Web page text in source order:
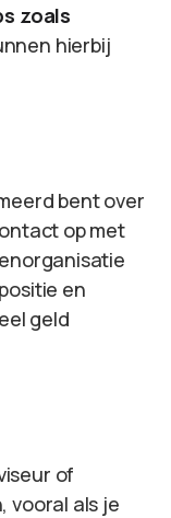
zoals
hierbij
bent over
op met
en
geld
of
vooral als je